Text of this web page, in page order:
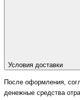
Условия доставки
После оформления,
денежные средства